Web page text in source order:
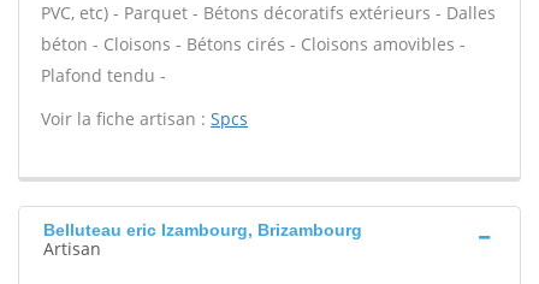
PVC, etc) - Parquet - Bétons décoratifs extérieurs - Dalles
béton - Cloisons - Bétons cirés - Cloisons amovibles -
Plafond tendu -
Voir la fiche artisan : Spcs
Belluteau eric Izambourg, Brizambourg
Artisan